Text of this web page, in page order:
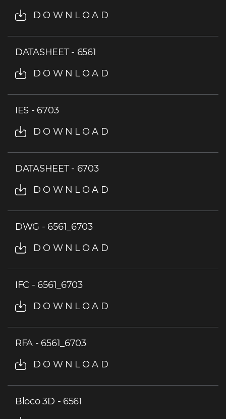
DOWNLOAD
DATASHEET - 6561
DOWNLOAD
IES - 6703
DOWNLOAD
DATASHEET - 6703
DOWNLOAD
DWG - 6561_6703
DOWNLOAD
IFC - 6561_6703
DOWNLOAD
RFA - 6561_6703
DOWNLOAD
Bloco 3D - 6561